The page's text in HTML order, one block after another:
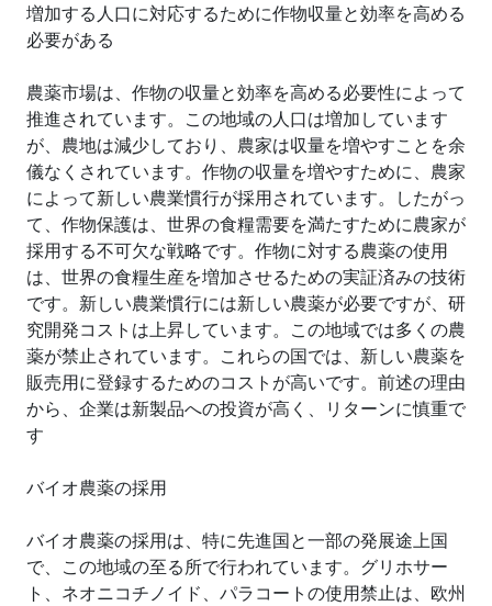
増加する人口に対応するために作物収量と効率を高める
必要がある
農薬市場は、作物の収量と効率を高める必要性によって
推進されています。この地域の人口は増加しています
が、農地は減少しており、農家は収量を増やすことを余
儀なくされています。作物の収量を増やすために、農家
によって新しい農業慣行が採用されています。したがっ
て、作物保護は、世界の食糧需要を満たすために農家が
採用する不可欠な戦略です。作物に対する農薬の使用
は、世界の食糧生産を増加させるための実証済みの技術
です。新しい農業慣行には新しい農薬が必要ですが、研
究開発コストは上昇しています。この地域では多くの農
薬が禁止されています。これらの国では、新しい農薬を
販売用に登録するためのコストが高いです。前述の理由
から、企業は新製品への投資が高く、リターンに慎重で
す
バイオ農薬の採用
バイオ農薬の採用は、特に先進国と一部の発展途上国
で、この地域の至る所で行われています。グリホサー
ト、ネオニコチノイド、パラコートの使用禁止は、欧州